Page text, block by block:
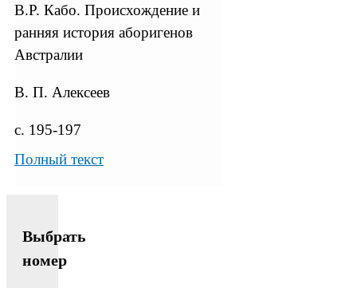
В.Р. Кабо. Происхождение и
ранняя история аборигенов
Австралии
В. П. Алексеев
с. 195-197
Полный текст
Выбрать
номер